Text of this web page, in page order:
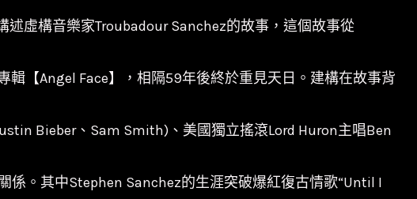
虛構音樂家Troubadour Sanchez的故事，這個故事從
【Angel Face】，相隔59年後終於重見天日。建構在故事背
Bieber、Sam Smith)、美國獨立搖滾Lord Huron主唱Ben
係。其中Stephen Sanchez的生涯突破爆紅復古情歌“Until I